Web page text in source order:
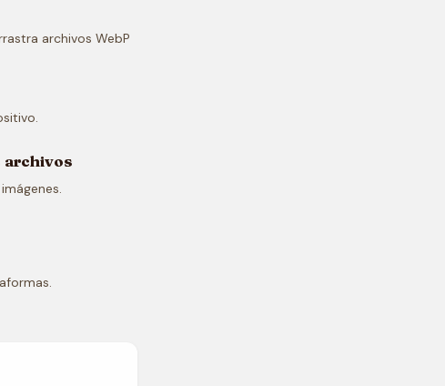
archivos WebP
archivos